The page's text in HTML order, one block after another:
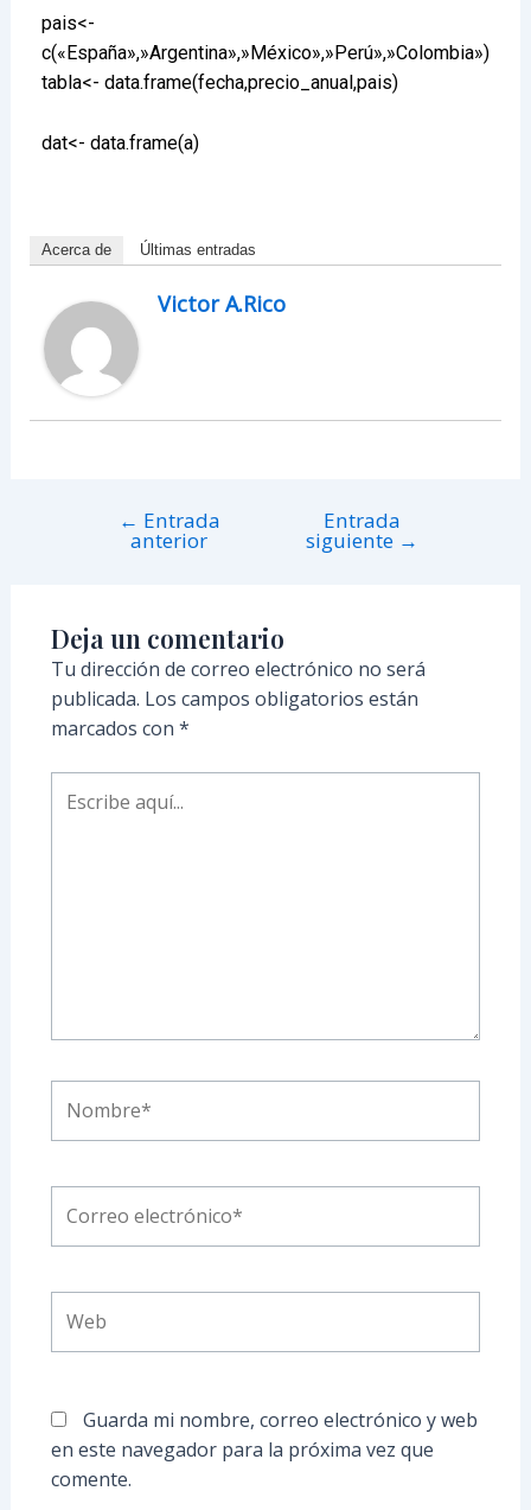
pais<-
c(«España»,»Argentina»,»México»,»Perú»,»Colombia»)
tabla<- data.frame(fecha,precio_anual,pais)
dat<- data.frame(a)
Acerca de Últimas entradas
Victor A.Rico
← Entrada
anterior
Entrada
siguiente →
Deja un comentario
Tu dirección de correo electrónico no será
publicada. Los campos obligatorios están
marcados con *
aquí...
electrónico*
Guarda mi nombre, correo electrónico y web
en este navegador para la próxima vez que
comente.